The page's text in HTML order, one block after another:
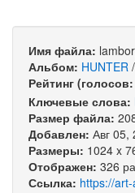
Имя файла:
Альбом: HUNTER /
Рейтинг
Ключевые слова:
Размер файла:
Добавлен: Авг 05,
Размеры: 1024 x
Отображен: 326
Ссылка: https://